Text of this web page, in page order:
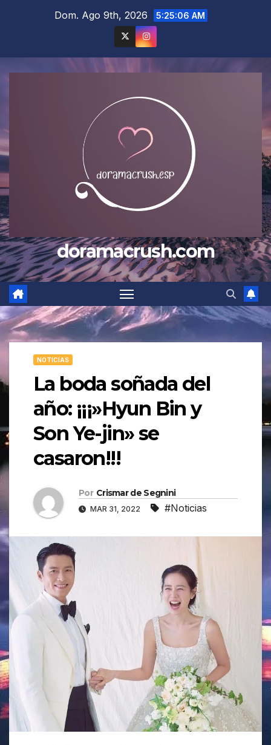
Dom. Ago 9th, 2026 5:25:08 AM
doramacrush.com
NOTICIAS
La boda soñada del
año: ¡¡¡»Hyun Bin y
Son Ye-jin» se
casaron!!!
Por Crismar de Segnini
MAR 31, 2022 #Noticias